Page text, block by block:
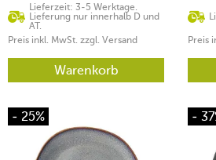
Lieferzeit: 3-5 Werktage.
Lieferung nur innerhalb D und
AT.
Preis inkl. MwSt. zzgl. Versand
Warenkorb
Preis
- 25% -